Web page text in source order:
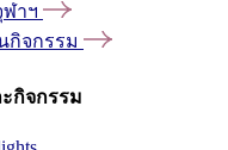
าฯ
กิจกรรม
กิจกรรม